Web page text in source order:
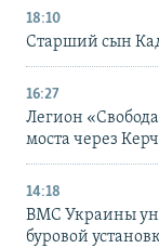
18:10
Старший сын
16:27
Легион
моста через
14:18
ВМС Украины
буровой